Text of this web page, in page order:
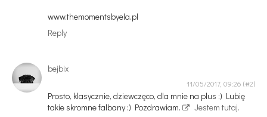
www.themomentsbyela.pl
Reply
bejbix
11/05/2017, 09:26
Prosto, klasycznie, dziewczęco, dla mnie na plus :) Lubię
takie skromne falbany :) Pozdrawiam.
Jestem tutaj.